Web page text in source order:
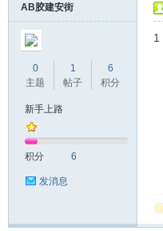
AB胶建安街
0
主题
1
帖子
6
积分
新手上路
积分 6
发消息
1